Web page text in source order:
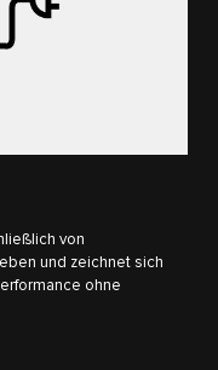
von
und zeichnet sich
ohne